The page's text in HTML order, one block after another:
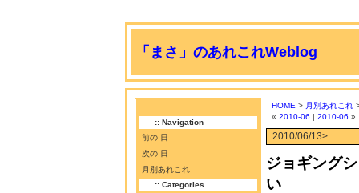
「まさ」のあれこれWeblog
:: Navigation
前の 日
次の 日
月別あれこれ
:: Categories
HOME > 月別あれこれ
« 2010-06 | 2010-06 »
2010/06/13>
ジョギング
い